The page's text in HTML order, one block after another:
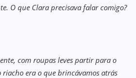
O que Clara precisava falar comigo?
com roupas leves partir para o
riacho era o que brincávamos atrás